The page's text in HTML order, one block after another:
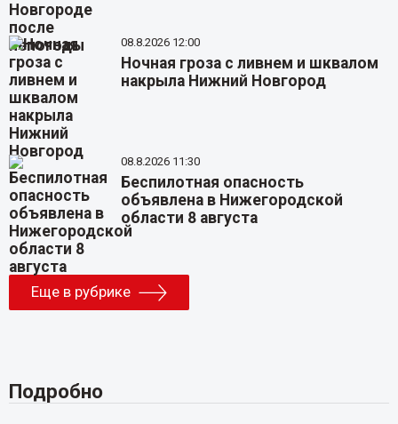
08.8.2026 12:00
Ночная гроза с ливнем и шквалом
накрыла Нижний Новгород
08.8.2026 11:30
Беспилотная опасность
объявлена в Нижегородской
области 8 августа
Еще в рубрике
Подробно